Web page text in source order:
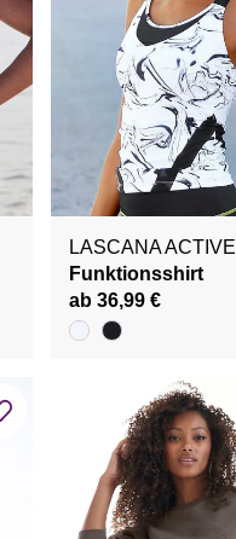
LASCANA ACTIVE
Funktionsshirt
ab 36,99 €